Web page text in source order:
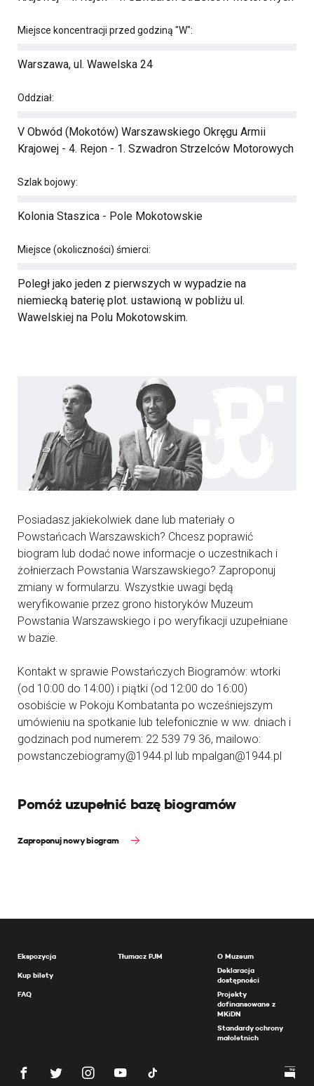
Miejsce koncentracji przed godziną "W":
Warszawa, ul. Wawelska 24
Oddział:
V Obwód (Mokotów) Warszawskiego Okręgu Armii
Krajowej - 4. Rejon - 1. Szwadron Strzelców Motorowych
Szlak bojowy:
Kolonia Staszica - Pole Mokotowskie
Miejsce (okoliczności) śmierci:
Poległ jako jeden z pierwszych w wypadzie na
niemiecką baterię plot. ustawioną w pobliżu ul.
Wawelskiej na Polu Mokotowskim.
Posiadasz jakiekolwiek dane lub materiały o
Powstańcach Warszawskich? Chcesz poprawić
biogram lub dodać nowe informacje o uczestnikach i
żołnierzach Powstania Warszawskiego? Zaproponuj
zmiany w formularzu. Wszystkie uwagi będą
weryfikowanie przez grono historyków Muzeum
Powstania Warszawskiego i po weryfikacji uzupełniane
w bazie.
Kontakt w sprawie Powstańczych Biogramów: wtorki
(od 10:00 do 14:00) i piątki (od 12:00 do 16:00)
osobiście w Pokoju Kombatanta po wcześniejszym
umówieniu na spotkanie lub telefonicznie w ww. dniach i
godzinach pod numerem: 22 539 79 36, mailowo:
powstanczebiogramy@1944.pl lub mpalgan@1944.pl
Pomóż uzupełnić bazę biogramów
Zaproponuj nowy biogram
Ekspozycja
Kup bilety
FAQ
Tłumacz PJM
O Muzeum
Deklaracja
dostępności
Projekty
dofinansowane z
MKiDN
Standardy ochrony
małoletnich